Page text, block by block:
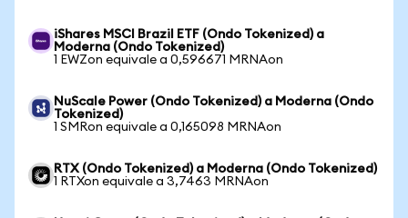
iShares MSCI Brazil ETF (Ondo Tokenized) a
Moderna (Ondo Tokenized)
1 EWZon equivale a 0,596671 MRNAon
NuScale Power (Ondo Tokenized) a Moderna (Ondo
Tokenized)
1 SMRon equivale a 0,165098 MRNAon
RTX (Ondo Tokenized) a Moderna (Ondo Tokenized)
1 RTXon equivale a 3,7463 MRNAon